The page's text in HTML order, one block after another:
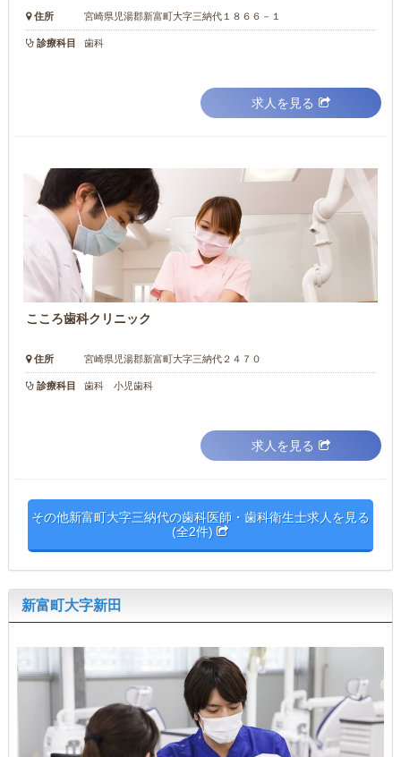
住所 宮崎県児湯郡新富町大字三納代１８６６－１
診療科目 歯科
求人を見る
こころ歯科クリニック
住所 宮崎県児湯郡新富町大字三納代２４７０
診療科目 歯科 小児歯科
求人を見る
その他新富町大字三納代の歯科医師・歯科衛生士求人を見る
(全2件)
新富町大字新田